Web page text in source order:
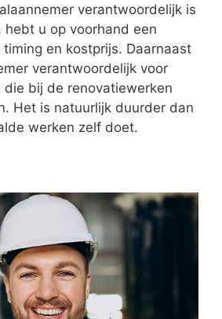
verantwoordelijk is
hebt u op voorhand een
en kostprijs. Daarnaast
verantwoordelijk voor
bij de renovatiewerken
Het is natuurlijk duurder dan
werken zelf doet.